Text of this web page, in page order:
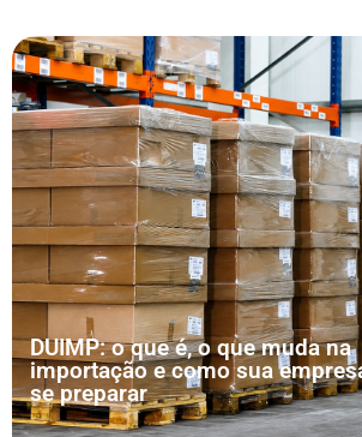
DUIMP: o que é, o que muda na
importação e como sua
se preparar